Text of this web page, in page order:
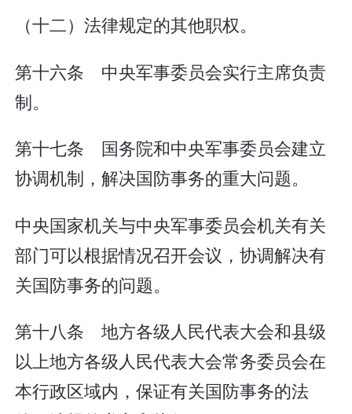
（十二）法律规定的其他职权。
第十六条 中央军事委员会实行主席负责
制。
第十七条 国务院和中央军事委员会建立
协调机制，解决国防事务的重大问题。
中央国家机关与中央军事委员会机关有关
部门可以根据情况召开会议，协调解决有
关国防事务的问题。
第十八条 地方各级人民代表大会和县级
以上地方各级人民代表大会常务委员会在
本行政区域内，保证有关国防事务的法